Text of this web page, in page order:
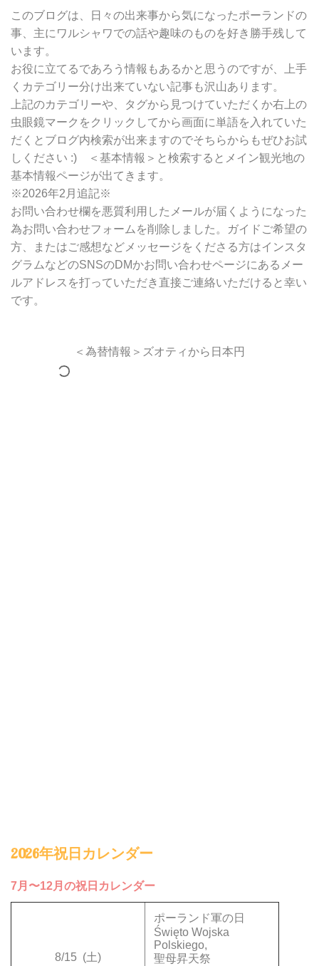
別
検
索
このブログは、日々の出来事から気になったポーランドの
事、主にワルシャワでの話や趣味のものを好き勝手残して
います。
お役に立てるであろう情報もあるかと思うのですが、上手
くカテゴリー分け出来ていない記事も沢山あります。
上記のカテゴリーや、タグから見つけていただくか右上の
虫眼鏡マークをクリックしてから画面に単語を入れていた
だくとブログ内検索が出来ますのでそちらからもぜひお試
しください :) ＜基本情報＞と検索するとメイン観光地の
基本情報ページが出てきます。
※2026年2月追記※
お問い合わせ欄を悪質利用したメールが届くようになった
為お問い合わせフォームを削除しました。ガイドご希望の
方、またはご感想などメッセージをくださる方はインスタ
グラムなどのSNSのDMかお問い合わせページにあるメー
ルアドレスを打っていただき直接ご連絡いただけると幸い
です。
＜為替情報＞ズオティから日本円
2026年祝日カレンダー
7月〜12月の祝日カレンダー
8/15 (土)
ポーランド軍の日
Święto Wojska
Polskiego,
聖母昇天祭